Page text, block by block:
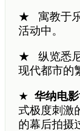
★ 寓教于乐
活动中。
★ 纵览悉
现代都市的
★ 华纳电
式极度刺激
的幕后拍摄